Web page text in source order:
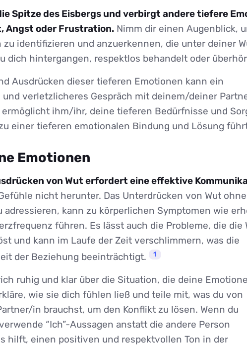
Spitze des Eisbergs und verbirgt andere tiefere
Angst oder Frustration. Nimm dir einen Augenblick,
zu identifizieren und anzuerkennen, die unter deiner
dich hintergangen, respektlos behandelt oder
Ausdrücken dieser tieferen Emotionen kann ein
verletzlicheres Gespräch mit deinem/deiner
ihm/ihr, deine tieferen Bedürfnisse und
einer tieferen emotionalen Bindung und Lösung
Emotionen
von Wut erfordert eine effektive
nicht herunter. Das Unterdrücken von Wut
adressieren, kann zu körperlichen Symptomen wie
führen. Es lässt auch die Probleme, die die
und kann im Laufe der Zeit verschlimmern, was die
der Beziehung beeinträchtigt.
1
ruhig und klar über die Situation, die deine
wie sie dich fühlen ließ und teile mit, was du von
in brauchst, um den Konflikt zu lösen. Wenn du
“Ich”-Aussagen anstatt die andere Person
hilft, einen positiven und respektvollen Ton in der